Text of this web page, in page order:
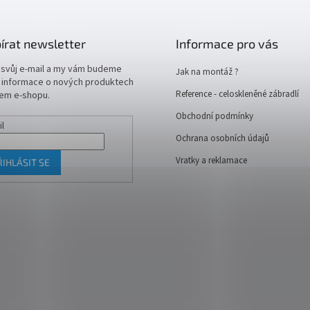
newsletter
e-mail a my vám budeme
o nových produktech
e-shopu.
SE
Informace pro vás
Jak na montáž ?
Reference - celoskleněné zábradlí
Obchodní podmínky
Ochrana osobních údajů
Vratky a reklamace